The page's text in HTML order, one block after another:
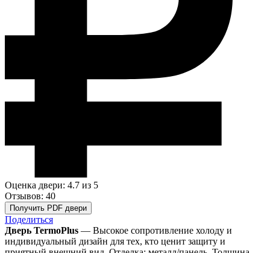
Оценка двери: 4.7 из 5
Отзывов: 40
Получить PDF двери
Поделиться
Дверь TermoPlus — Высокое сопротивление холоду и
индивидуальный дизайн для тех, кто ценит защиту и